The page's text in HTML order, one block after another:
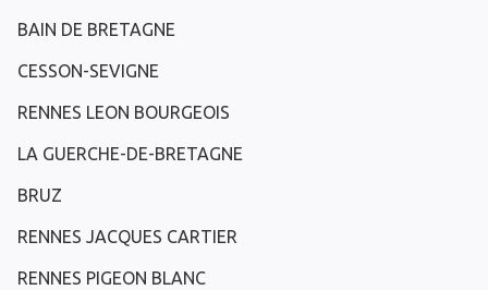
BAIN DE BRETAGNE
CESSON-SEVIGNE
RENNES LEON BOURGEOIS
LA GUERCHE-DE-BRETAGNE
BRUZ
RENNES JACQUES CARTIER
RENNES PIGEON BLANC